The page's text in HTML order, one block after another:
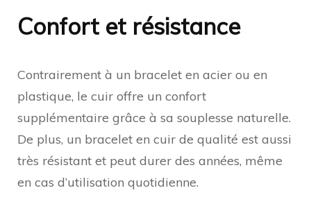
Confort et résistance
Contrairement à un bracelet en acier ou en
plastique, le cuir offre un confort
supplémentaire grâce à sa souplesse naturelle.
De plus, un bracelet en cuir de qualité est aussi
très résistant et peut durer des années, même
en cas d’utilisation quotidienne.